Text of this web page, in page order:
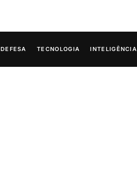
DEFESA TECNOLOGIA INTELIGÊNCIA